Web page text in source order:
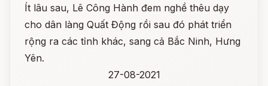
Ít lâu sau, Lê Công Hành đem nghề thêu dạy
cho dân làng Quất Động rồi sau đó phát triển
rộng ra các tỉnh khác, sang cả Bắc Ninh, Hưng
Yên.
27-08-2021